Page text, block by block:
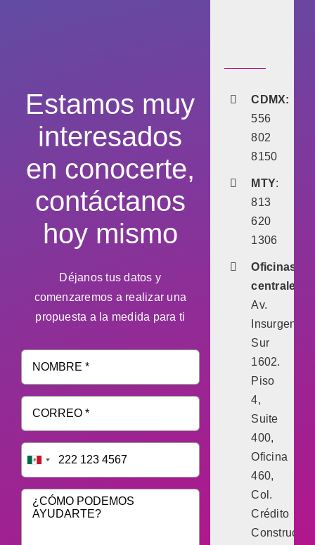
Estamos muy
interesados
en conocerte,
contáctanos
hoy mismo
Déjanos tus datos y
comenzaremos a realizar una
propuesta a la medida para ti
CDMX:
556
802
8150
MTY:
813
620
1306
Oficinas
centrales:
Av.
Insurgentes
Sur
1602.
Piso
4,
Suite
400,
Oficina
460,
Col.
Crédito
Constructor,